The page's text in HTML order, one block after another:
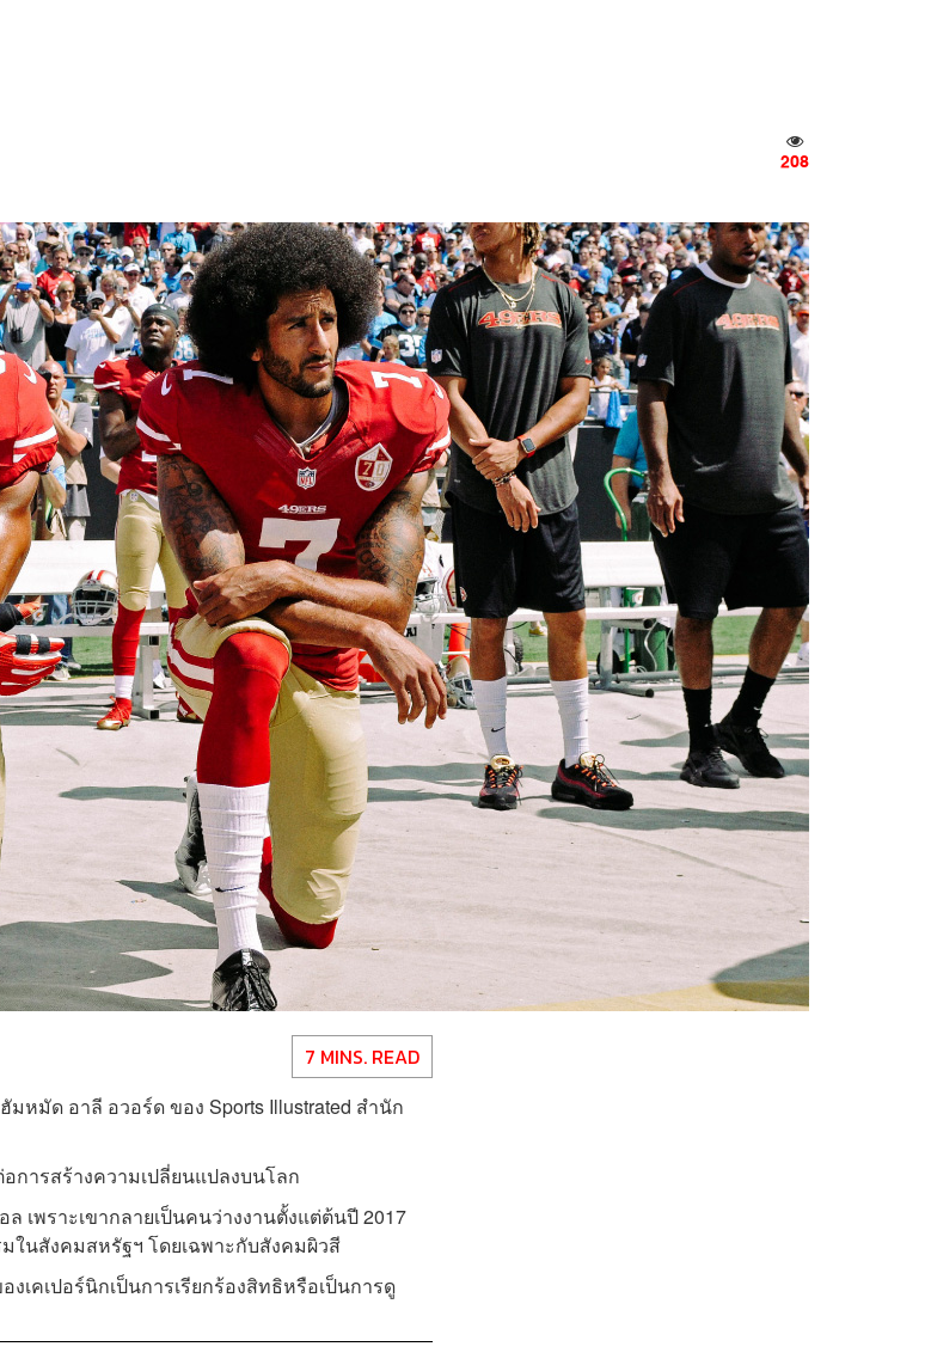
208
7 MINS. READ
หมัด อาลี อวอร์ด ของ Sports Illustrated สำนัก
ารสร้างความเปลี่ยนแปลงบนโลก
เพราะเขากลายเป็นคนว่างงานตั้งแต่ต้นปี 2017
ในสังคมสหรัฐฯ​ โดยเฉพาะกับสังคมผิวสี
คเปอร์นิกเป็นการเรียกร้องสิทธิหรือเป็นการดู